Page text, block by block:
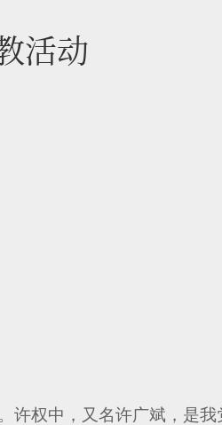
活动
权中，又名许广斌，是我